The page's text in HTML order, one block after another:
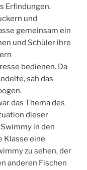
Erfindungen.
und
gemeinsam ein
und Schüler ihre
bedienen. Da
sah das
das Thema des
dieser
in den
Klasse eine
zu sehen, der
anderen Fischen